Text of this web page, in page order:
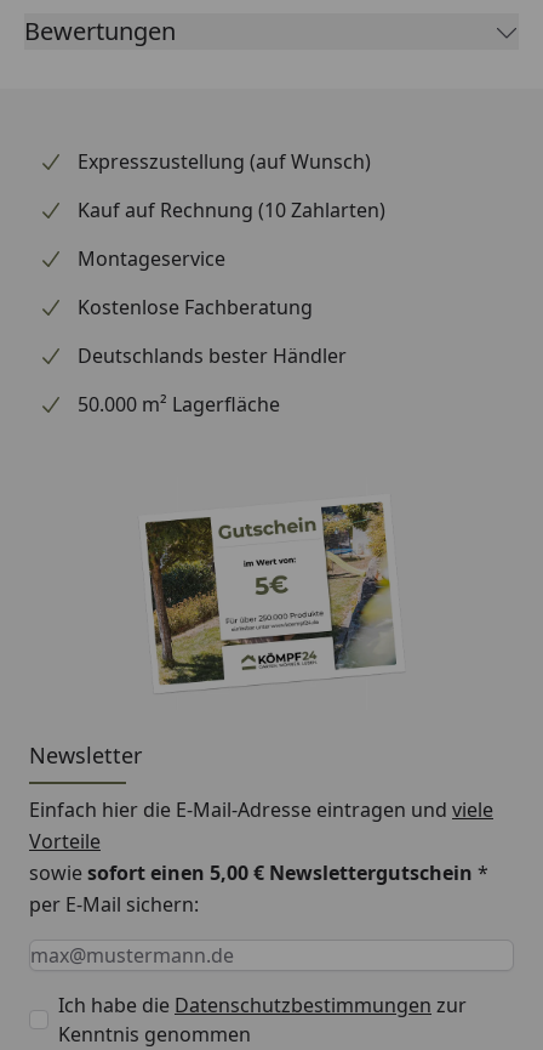
Bewertungen
Expresszustellung (auf Wunsch)
Kauf auf Rechnung (10 Zahlarten)
Montageservice
Kostenlose Fachberatung
Deutschlands bester Händler
50.000 m² Lagerfläche
Newsletter
Einfach hier die E-Mail-Adresse eintragen und viele
Vorteile
sowiesofort einen 5,00 € Newslettergutschein *
per E-Mail sichern:
Keine Eingabe erforderlich
Eingabe erforderlich
E-Mail *
Ich habe die Datenschutzbestimmungen zur
Kenntnis genommen